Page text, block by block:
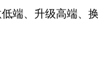
端、升级高端、